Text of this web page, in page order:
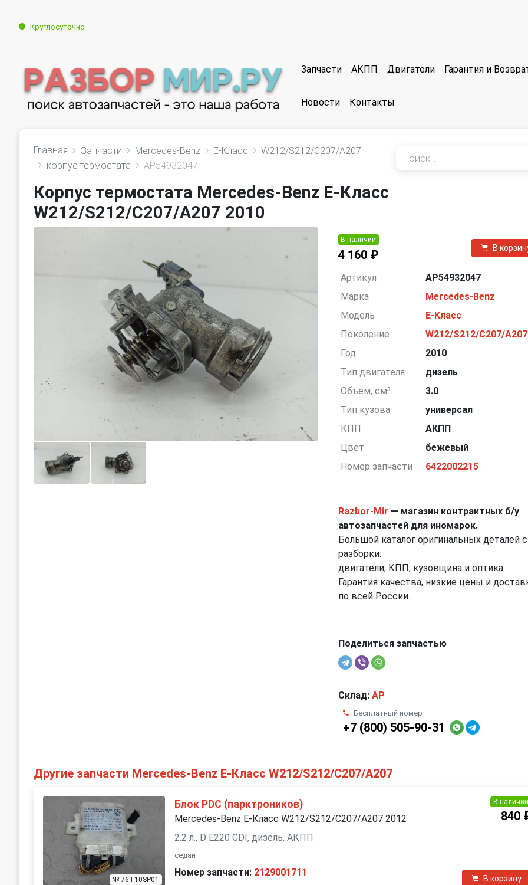
Круглосуточно
Запчасти АКПП Двигатели Гарантия и
Новости Контакты
Главная Запчасти Mercedes-Benz E-Класс
W212/S212/C207/A207
корпус термостата
AP54932047
Корпус термостата Mercedes-Benz E-Класс
W212/S212/C207/A207 2010
В наличии
4 160 ₽
В
Артикул
AP54932047
Марка
Mercedes-Benz
Модель
E-Класс
Поколение
W212/S212/C207/A207
Год
2010
Тип двигателя
дизель
Объем, см³
3.0
Тип кузова
универсал
КПП
АКПП
Цвет
бежевый
Номер запчасти
6422002215
Razbor-Mir — магазин контрактных б/у
автозапчастей для иномарок.
Большой каталог оригинальных деталей с
разборки:
двигатели, КПП, кузовщина и оптика.
Гарантия качества, низкие цены и
по всей России.
Поделиться запчастью
Склад: AP
Бесплатный номер
+7 (800) 505-90-31
Другие запчасти Mercedes-Benz E-Класс W212/S212/C207/A207
№ 76T10SP01
Блок PDC (парктроников)
Mercedes-Benz E-Класс W212/S212/C207/A207 2012
2.2 л., D E220 CDI, дизель, АКПП
седан
Номер запчасти: 2129001711
В наличии
840
В корзину